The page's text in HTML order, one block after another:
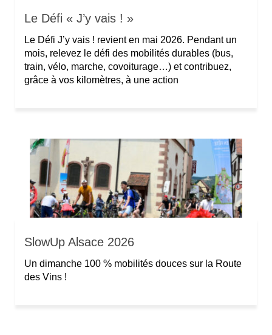
Le Défi « J’y vais ! »
Le Défi J’y vais ! revient en mai 2026. Pendant un
mois, relevez le défi des mobilités durables (bus,
train, vélo, marche, covoiturage…) et contribuez,
grâce à vos kilomètres, à une action
SlowUp Alsace 2026
Un dimanche 100 % mobilités douces sur la Route
des Vins !